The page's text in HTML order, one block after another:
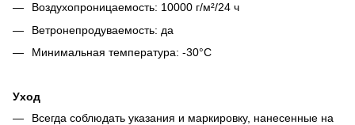
Воздухопроницаемость: 10000 г/м²/24 ч
Ветронепродуваемость: да
Минимальная температура: -30°C
Уход
Всегда соблюдать указания и маркировку, нанесенные на